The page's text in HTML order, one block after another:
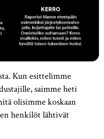
Kun esittelimme
saimme heti
olisimme koskaan
henkilöt lähtivät